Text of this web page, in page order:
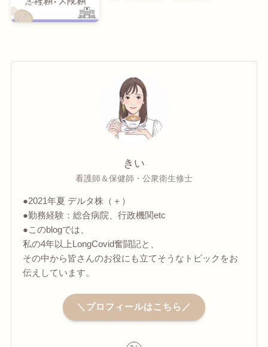
きい
看護師＆保健師・公衆衛生修士
●2021年夏 デルタ株（＋）
●勤務経験：総合病院、行政機関etc
●このblogでは、
私の4年以上LongCovid奮闘記と、
その中から皆さんのお役にも立てそうなトピックをお
伝えしています。
＼プロフィールはこちら／